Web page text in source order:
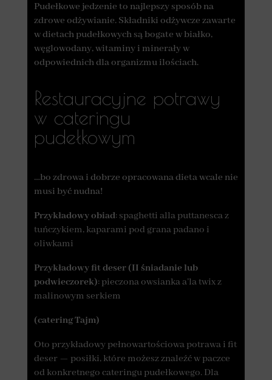
Pudełkowe jedzenie to najlepszy sposób na
zdrowe odżywianie. Składniki odżywcze zawarte
w dietach pudełkowych są bogate w białko,
węglowodany, witaminy i minerały w
odpowiednich dla organizmu ilościach.
Restauracyjne potrawy
w cateringu
pudełkowym
…bo zdrowa i dobrze opracowana dieta wcale nie
musi być nudna!
Przykładowy obiad: spaghetti alla puttanesca z
tuńczykiem, kaparami pod grana padano i
oliwkami
Przykładowy fit deser (II śniadanie lub
podwieczorek): pieczona owsianka a’la twix z
malinowym serkiem
(catering Tajm)
Oto przykładowy pełnowartościowa potrawa i fit
deser — posiłki, które możesz znaleźć w paczce
od konkretnego cateringu pudełkowego. Dla